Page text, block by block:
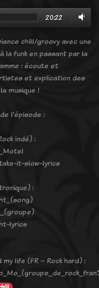
20:22
chill/groovy avec une
la funk en passant par la
: écoute et
et explication des
musique !
l'épisode :
indé) :
it-slow-lyrics
:
lyrics
my life (FR – Rock hard) :